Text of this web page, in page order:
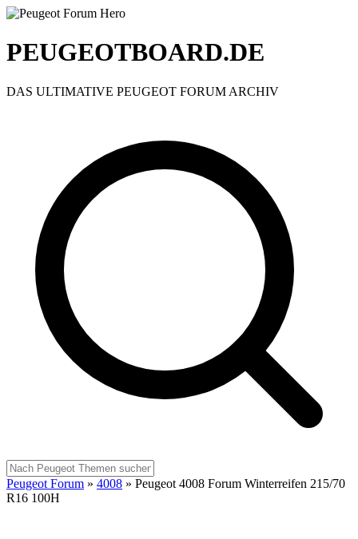
PEUGEOTBOARD.DE
DAS ULTIMATIVE PEUGEOT FORUM ARCHIV
Peugeot Forum » 4008 » Peugeot 4008 Forum Winterreifen 215/70
R16 100H